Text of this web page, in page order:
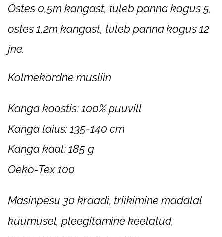
Ostes 0,5m kangast, tuleb panna kogus 5,
ostes 1,2m kangast, tuleb panna kogus 12
jne.
Kolmekordne musliin
Kanga koostis: 100% puuvill
Kanga laius: 135-140 cm
Kanga kaal: 185 g
Oeko-Tex 100
Masinpesu 30 kraadi, triikimine madalal
kuumusel, pleegitamine keelatud,